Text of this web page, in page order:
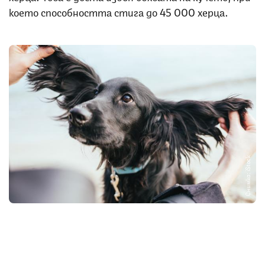
което способността стига до 45 000 херца.
Снимка: iStock